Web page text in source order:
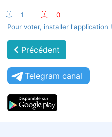
:-) 1 :-(
0
Pour voter, installer l'application !
Précédent
Telegram canal